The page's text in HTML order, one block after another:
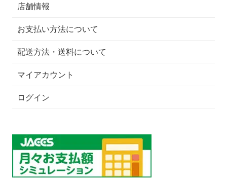
店舗情報
お支払い方法について
配送方法・送料について
マイアカウント
ログイン